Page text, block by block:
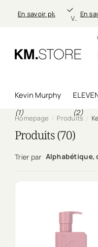
Gratis verzending
En savoir plus
Gratis verzending
Voor
En
thuis (in NL & BE) En
Kevin Murphy
(1) (2)
Homepage Produits
Produits (70)
Trier par Alphabétique,